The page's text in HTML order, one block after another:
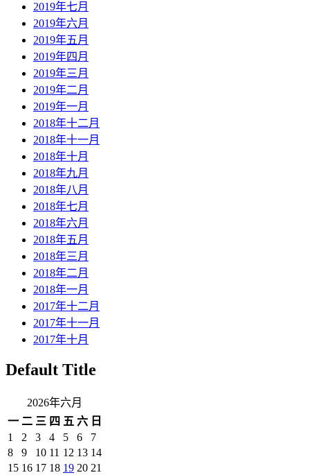
2019年七月
2019年六月
2019年五月
2019年四月
2019年三月
2019年二月
2019年一月
2018年十二月
2018年十一月
2018年十月
2018年九月
2018年八月
2018年七月
2018年六月
2018年五月
2018年三月
2018年二月
2018年一月
2017年十二月
2017年十一月
2017年十月
Default Title
2026年六月
一 二 三 四 五 六 日
1 2 3 4 5 6
7
8
9 10 11 12 13 14
15 16 17 18 19 20 21